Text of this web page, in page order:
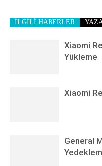
İLGİLİ HABERLER
Xiaomi
Yükleme
Xiaomi
General